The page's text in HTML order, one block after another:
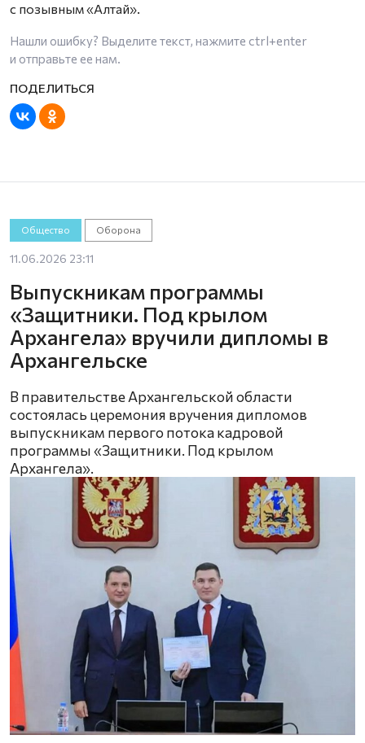
с позывным «Алтай».
Нашли ошибку? Выделите текст, нажмите ctrl+enter
и отправьте ее нам.
Общество Оборона
11.06.2026 23:11
Выпускникам программы
«Защитники. Под крылом
Архангела» вручили дипломы в
Архангельске
В правительстве Архангельской области
состоялась церемония вручения дипломов
выпускникам первого потока кадровой
программы «Защитники. Под крылом
Архангела».